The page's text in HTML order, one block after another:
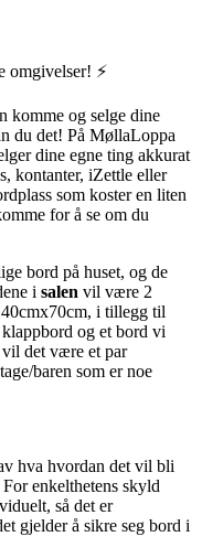
omgivelser! ⚡️
komme og selge dine
du det! På MøllaLoppa
dine egne ting akkurat
kontanter, iZettle eller
som koster en liten
for å se om du
bord på huset, og de
i salen vil være 2
i tillegg til
og et bord vi
vil det være et par
baren som er noe
hva hvordan det vil bli
enkelthetens skyld
så det er
gjelder å sikre seg bord i